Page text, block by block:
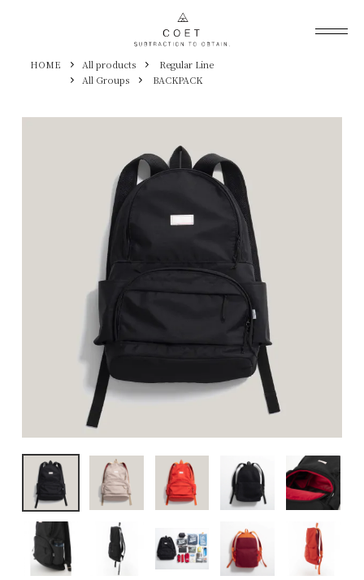
HOME All products
Regular Line
All Groups
BACKPACK